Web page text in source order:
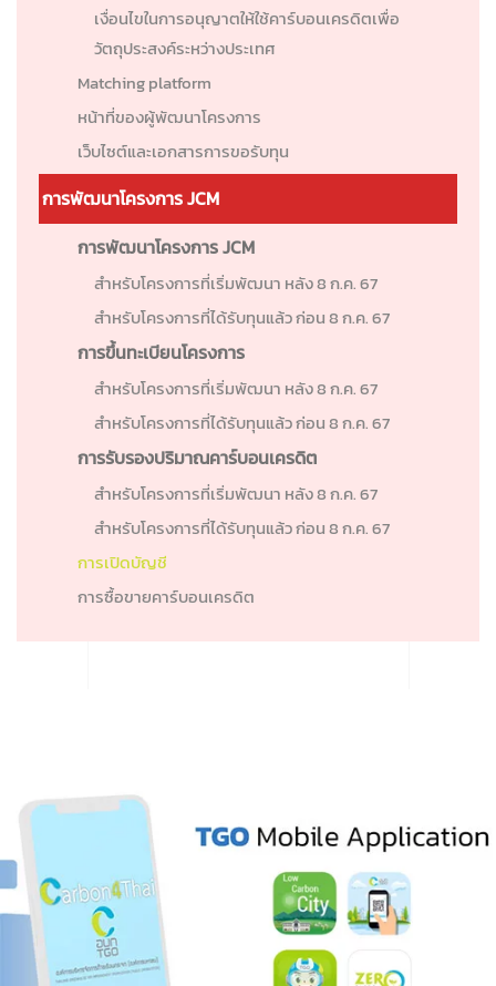
เงื่อนไขในการอนุญาตให้ใช้คาร์บอนเครดิตเพื่อ
วัตถุประสงค์ระหว่างประเทศ
Matching platform
หน้าที่ของผู้พัฒนาโครงการ
เว็บไซต์และเอกสารการขอรับทุน
การพัฒนาโครงการ JCM
การพัฒนาโครงการ JCM
สำหรับโครงการที่เริ่มพัฒนา หลัง 8 ก.ค. 67
สำหรับโครงการที่ได้รับทุนแล้ว ก่อน 8 ก.ค. 67
การขึ้นทะเบียนโครงการ
สำหรับโครงการที่เริ่มพัฒนา หลัง 8 ก.ค. 67
สำหรับโครงการที่ได้รับทุนแล้ว ก่อน 8 ก.ค. 67
การรับรองปริมาณคาร์บอนเครดิต
สำหรับโครงการที่เริ่มพัฒนา หลัง 8 ก.ค. 67
สำหรับโครงการที่ได้รับทุนแล้ว ก่อน 8 ก.ค. 67
การเปิดบัญชี
การซื้อขายคาร์บอนเครดิต